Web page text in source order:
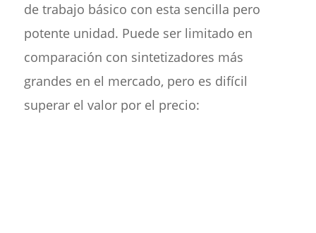
de trabajo básico con esta sencilla pero
potente unidad. Puede ser limitado en
comparación con sintetizadores más
grandes en el mercado, pero es difícil
superar el valor por el precio: